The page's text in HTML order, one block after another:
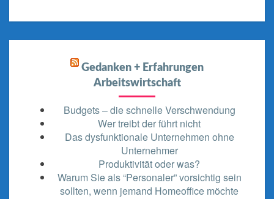
Gedanken + Erfahrungen
Arbeitswirtschaft
Budgets – die schnelle Verschwendung
Wer treibt der führt nicht
Das dysfunktionale Unternehmen ohne
Unternehmer
Produktivität oder was?
Warum Sie als “Personaler” vorsichtig sein
sollten, wenn jemand Homeoffice möchte